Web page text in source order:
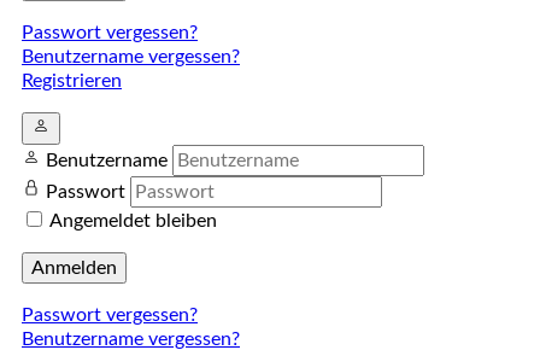
Passwort vergessen?
Benutzername vergessen?
Registrieren
Benutzername
Passwort
Angemeldet bleiben
Anmelden
Passwort vergessen?
Benutzername vergessen?